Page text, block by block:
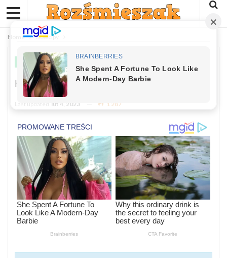
Home Dowcipy
DOWCIPY
Kawał: Siedzi Wróbelek Pod Drzewem
lut 4, 2023 1 287